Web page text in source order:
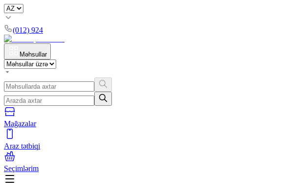
(012) 924
Məhsullar
Mağazalar
Araz tətbiqi
Seçimlərim